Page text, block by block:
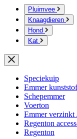
Pluimvee
Knaagdieren
Hond
Kat
Speciekuip
Emmer kunststof
Schepemmer
Voerton
Emmer verzinkt
Regenton
Regenton